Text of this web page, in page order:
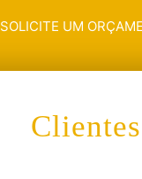
SOLICITE UM
Clientes